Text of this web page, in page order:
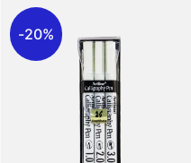
20%